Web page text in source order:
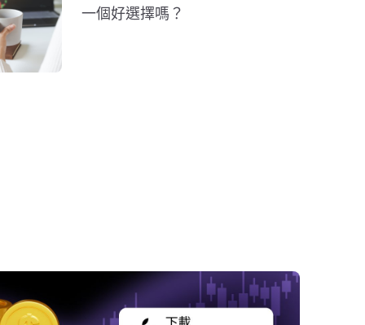
一個好選擇嗎？
數位資產市場成熟
需求仍然很高